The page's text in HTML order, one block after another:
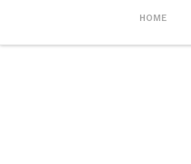
HOME